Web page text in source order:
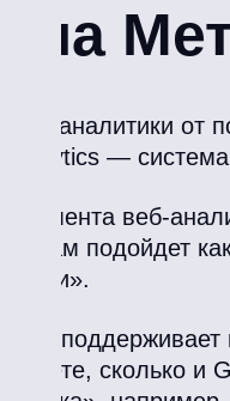
веб-аналитики от
Analytics —
веб-
подойдет
и
рунете, сколько